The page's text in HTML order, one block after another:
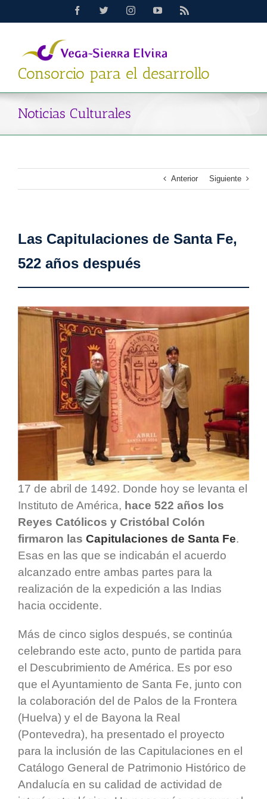
FacebookTwitterInstagramYouTubeRss
Consorcio para el desarrollo
Noticias Culturales
Anterior Siguiente
Las Capitulaciones de Santa Fe,
522 años después
17 de abril de 1492. Donde hoy se levanta el
Instituto de América, hace 522 años los
Reyes Católicos y Cristóbal Colón
firmaron las Capitulaciones de Santa Fe.
Esas en las que se indicabán el acuerdo
alcanzado entre ambas partes para la
realización de la expedición a las Indias
hacia occidente.
Más de cinco siglos después, se continúa
celebrando este acto, punto de partida para
el Descubrimiento de América. Es por eso
que el Ayuntamiento de Santa Fe, junto con
la colaboración del de Palos de la Frontera
(Huelva) y el de Bayona la Real
(Pontevedra), ha presentado el proyecto
para la inclusión de las Capitulaciones en el
Catálogo General de Patrimonio Histórico de
Andalucía en su calidad de actividad de